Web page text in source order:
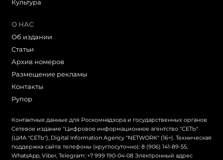
Культура
О НАС
Об издании
Статьи
Архив номеров
Размещение рекламы
Контакты
Рупор
Контактные данные для Роскомнадзора и государственных органов
Сетевое издание "Цифровое информационное агентство "СЕТЬ"
(ЦИА "СЕТЬ"), Digital Information Agency "NETWORK" (16+). Техническая
поддержка сайта: телефоны (круглосуточно): 8 (906) 141-89-55,
WhatsApp, Viber, Telegram: +7 999 190-04-08 Электронный адрес